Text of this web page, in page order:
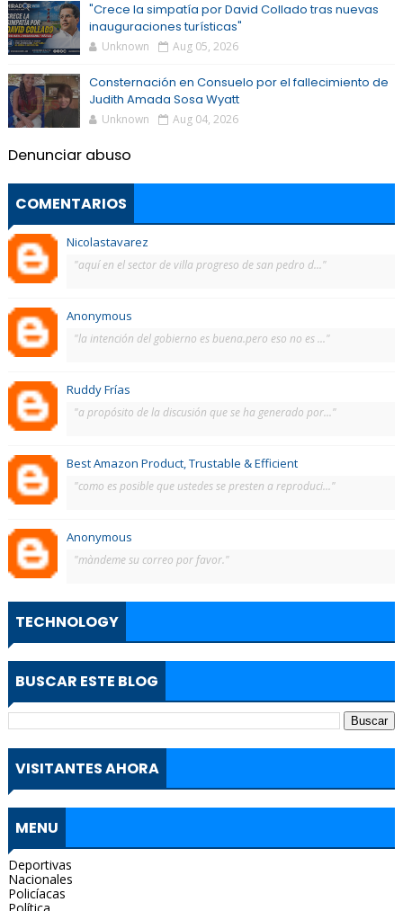
"Crece la simpatía por David Collado tras nuevas
inauguraciones turísticas"
Unknown Aug 05, 2026
Consternación en Consuelo por el fallecimiento de
Judith Amada Sosa Wyatt
Unknown Aug 04, 2026
Denunciar abuso
COMENTARIOS
Nicolastavarez
"aquí en el sector de villa progreso de san pedro d..."
Anonymous
"la intención del gobierno es buena.pero eso no es ..."
Ruddy Frías
"a propósito de la discusión que se ha generado por..."
Best Amazon Product, Trustable & Efficient
"como es posible que ustedes se presten a reproduci..."
Anonymous
"màndeme su correo por favor."
TECHNOLOGY
BUSCAR ESTE BLOG
VISITANTES AHORA
MENU
Deportivas
Nacionales
Policíacas